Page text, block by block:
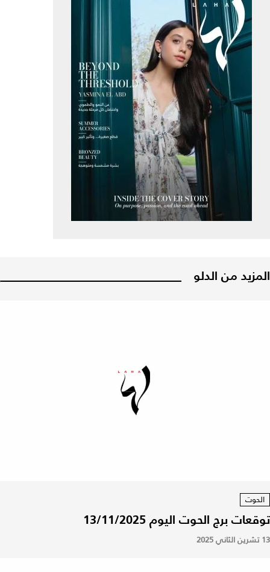
المزيد من الدلو
الحوت
توقعات برج الحوت اليوم 13/11/2025
13 تشرين الثاني 2025